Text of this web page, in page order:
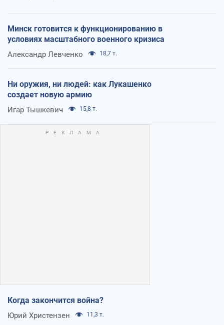
Минск готовится к функционированию в
условиях масштабного военного кризиса
Александр Левченко 18,7 т.
Ни оружия, ни людей: как Лукашенко
создает новую армию
Игар Тышкевич 15,8 т.
Когда закончится война?
Юрий Христензен 11,3 т.